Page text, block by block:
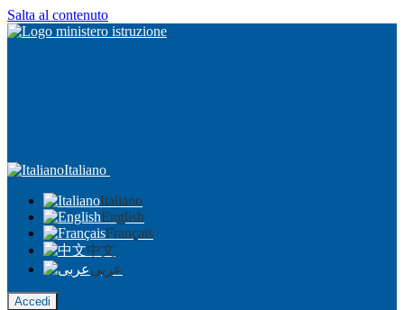
Salta al contenuto
Italiano
Italiano
English
Français
中文
عربى
Accedi